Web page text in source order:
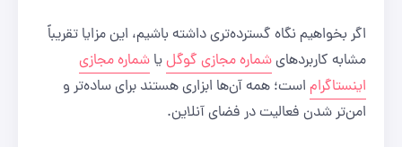
اگر بخواهیم نگاه گسترده‌تری داشته باشیم، این مزایا تقریباً
مشابه کاربردهایشماره مجازی گوگلیا شماره مجازی
اینستاگرام است؛ همه آن‌ها ابزاری هستند برای ساده‌تر و
امن‌تر شدن فعالیت در فضای آنلاین.